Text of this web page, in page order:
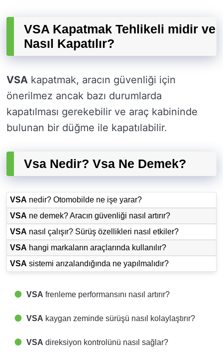
VSA Kapatmak Tehlikeli midir ve
Nasıl Kapatılır?
VSA kapatmak, aracın güvenliği için
önerilmez ancak bazı durumlarda
kapatılması gerekebilir ve araç kabininde
bulunan bir düğme ile kapatılabilir.
Vsa Nedir? Vsa Ne Demek?
VSA nedir? Otomobilde ne işe yarar?
VSA ne demek? Aracın güvenliği nasıl artırır?
VSA nasıl çalışır? Sürüş özellikleri nasıl etkiler?
VSA hangi markaların araçlarında kullanılır?
VSA sistemi arızalandığında ne yapılmalıdır?
VSA frenleme performansını nasıl artırır?
VSA kaygan zeminde sürüşü nasıl kolaylaştırır?
VSA direksiyon kontrolünü nasıl sağlar?